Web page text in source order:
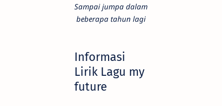
Sampai jumpa dalam
beberapa tahun lagi
Informasi
Lirik Lagu my
future